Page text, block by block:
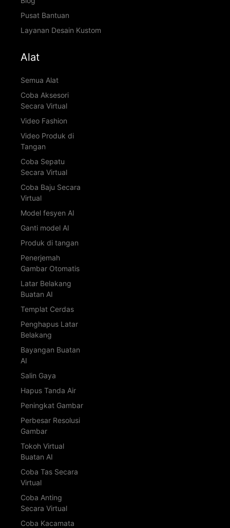
Pusat Bantuan
Layanan Desain Kustom
Alat
Semua Alat
Coba Aksesori
Secara Virtual
Video Fashion
Video Produk di
Tangan
Coba Sepatu
Secara Virtual
Coba Baju Secara
Virtual
Model fesyen AI
Ganti model AI
Produk di tangan
Penerjemah
Gambar Otomatis
Latar Belakang
Buatan AI
Templat Cerdas
Penghapus Latar
Belakang
Bayangan Buatan
AI
Salin Gaya
Hapus Tanda Air
Peningkat Gambar
Perbesar Resolusi
Gambar
Tokoh Virtual
Buatan AI
Coba Tas Secara
Virtual
Coba Anting
Secara Virtual
Coba Kacamata